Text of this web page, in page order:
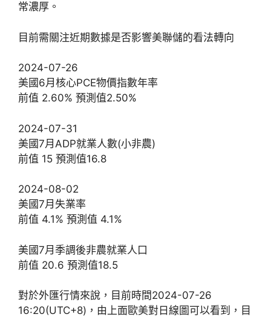
常濃厚。
目前需關注近期數據是否影響美聯儲的看法轉向
2024-07-26
美國6月核心PCE物價指數年率
前值 2.60% 預測值2.50%
2024-07-31
美國7月ADP就業人數(小非農)
前值 15 預測值16.8
2024-08-02
美國7月失業率
前值 4.1% 預測值 4.1%
美國7月季調後非農就業人口
前值 20.6 預測值18.5
對於外匯行情來說，目前時間2024-07-26
16:20(UTC+8)，由上面歐美對日線圖可以看到，目